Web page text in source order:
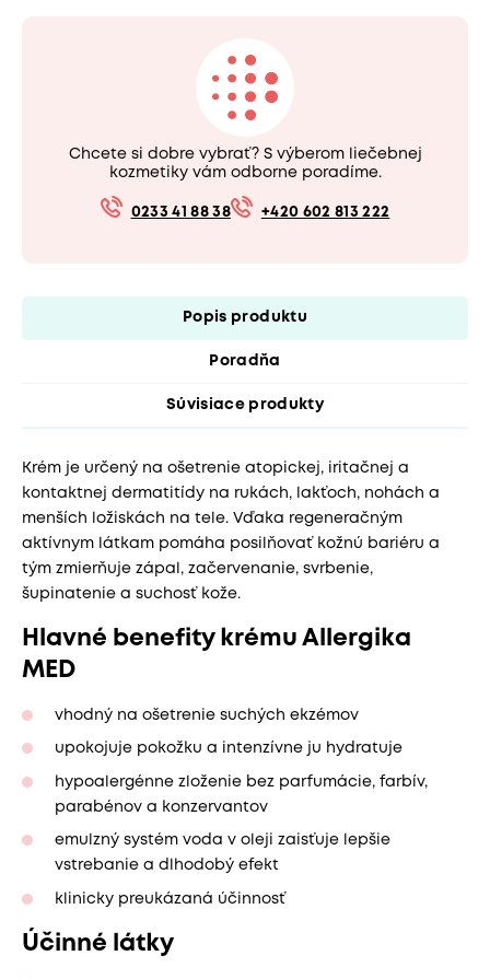
Chcete si dobre vybrať? S výberom liečebnej
kozmetiky vám odborne poradíme.
0233 41 88 38 +420 602 813 222
Popis produktu
Poradňa
Súvisiace produkty
Krém je určený na ošetrenie atopickej, iritačnej a
kontaktnej dermatitídy na rukách, lakťoch, nohách a
menších ložiskách na tele. Vďaka regeneračným
aktívnym látkam pomáha posilňovať kožnú bariéru a
tým zmierňuje zápal, začervenanie, svrbenie,
šupinatenie a suchosť kože.
Hlavné benefity krému Allergika
MED
vhodný na ošetrenie suchých ekzémov
upokojuje pokožku a intenzívne ju hydratuje
hypoalergénne zloženie bez parfumácie, farbív,
parabénov a konzervantov
emulzný systém voda v oleji zaisťuje lepšie
vstrebanie a dlhodobý efekt
klinicky preukázaná účinnosť
Účinné látky